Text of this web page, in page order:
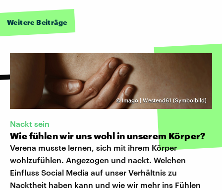
Weitere Beiträge
©Imago | Westend61 (Symbolbild)
Nackt sein
Wie fühlen wir uns wohl in unserem Körper?
Verena musste lernen, sich mit ihrem Körper
wohlzufühlen. Angezogen und nackt. Welchen
Einfluss Social Media auf unser Verhältnis zu
Nacktheit haben kann und wie wir mehr ins Fühlen